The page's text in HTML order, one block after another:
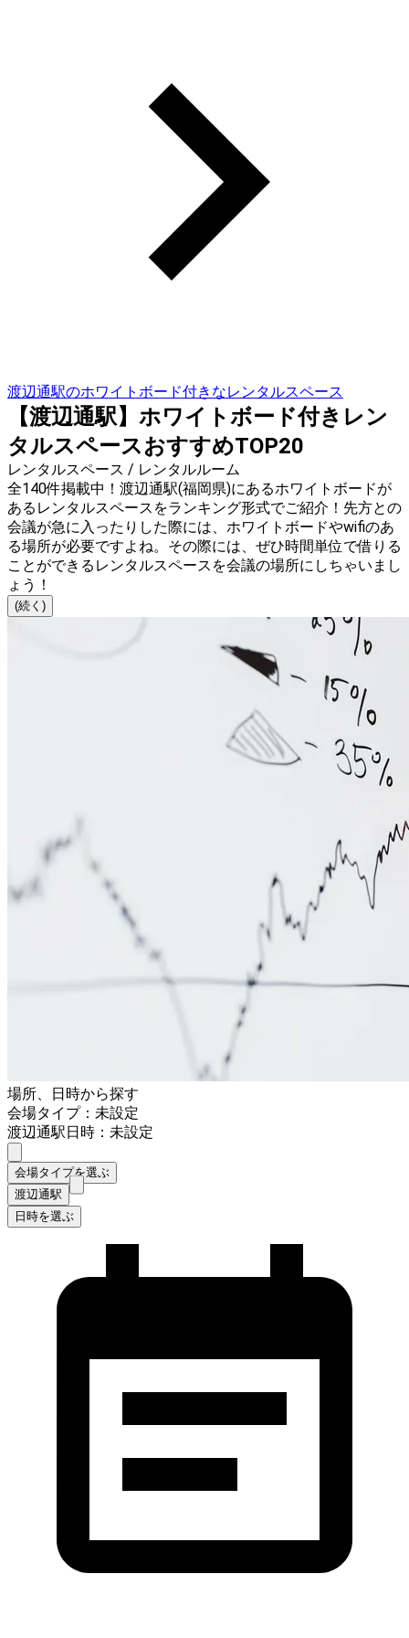
渡辺通駅のホワイトボード付きなレンタルスペース
【渡辺通駅】ホワイトボード付きレン
タルスペースおすすめTOP20
レンタルスペース / レンタルルーム
全140件掲載中！渡辺通駅(福岡県)にあるホワイトボードが
あるレンタルスペースをランキング形式でご紹介！先方との
会議が急に入ったりした際には、ホワイトボードやwifiのあ
る場所が必要ですよね。その際には、ぜひ時間単位で借りる
ことができるレンタルスペースを会議の場所にしちゃいまし
ょう！
(続く)
場所、日時から探す
会場タイプ：未設定
渡辺通駅日時：未設定
会場タイプを選ぶ
渡辺通駅
日時を選ぶ